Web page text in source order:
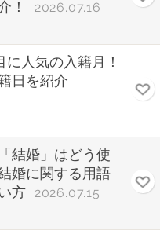
！
2026.07.16
に人気の入籍月！
日を紹介
結婚」はどう使
婚に関する用語
方 2026.07.15